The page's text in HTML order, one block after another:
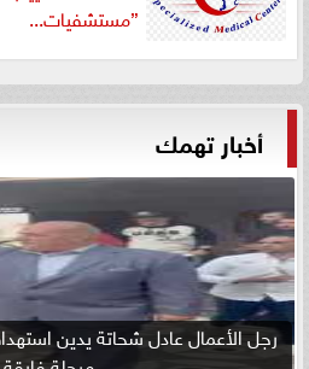
”مستشفيات...
أخبار تهمك
رجل الأعمال عادل شحاتة يدين